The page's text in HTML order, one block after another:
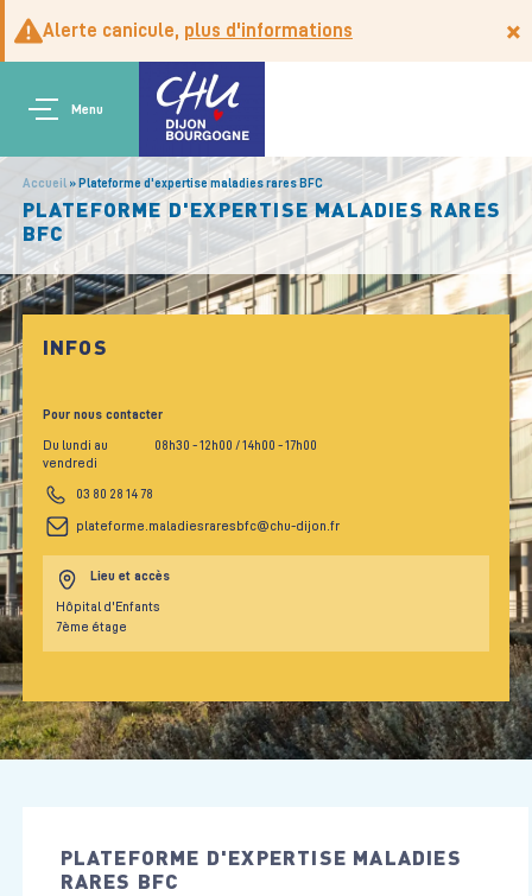
Alerte canicule, plus d'informations ×
Main navigation
Menu
Accueil Plateforme d'expertise maladies rares BFC
PLATEFORME D'EXPERTISE MALADIES RARES
BFC
INFOS
Pour nous contacter
Du lundi au
vendredi
08h30 - 12h00 / 14h00 - 17h00
03 80 28 14 78
plateforme.maladiesraresbfc@chu-dijon.fr
Lieu et accès
Hôpital d'Enfants
7ème étage
PLATEFORME D'EXPERTISE MALADIES
RARES BFC